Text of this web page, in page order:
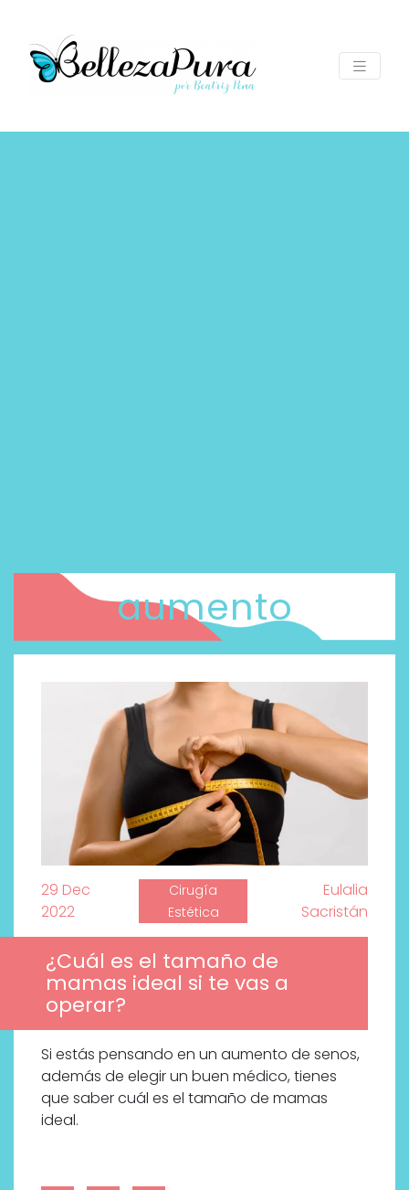
aumento
29 Dec
2022
Cirugía
Estética
Eulalia
Sacristán
¿Cuál es el tamaño de
mamas ideal si te vas a
operar?
Si estás pensando en un aumento de senos,
además de elegir un buen médico, tienes
que saber cuál es el tamaño de mamas
ideal.